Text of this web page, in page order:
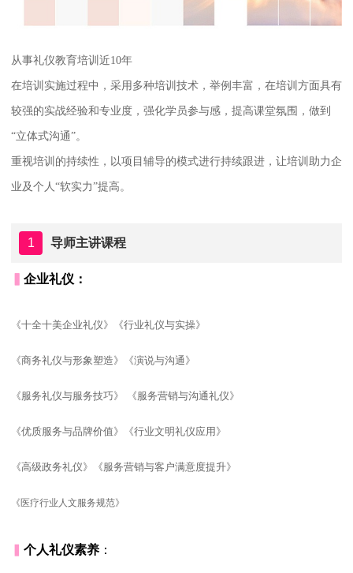
从事礼仪教育培训近10年
在培训实施过程中，采用多种培训技术，举例丰富，在培训方面具有
较强的实战经验和专业度，强化学员参与感，提高课堂氛围，做到
“立体式沟通”。
重视培训的持续性，以项目辅导的模式进行持续跟进，让培训助力企
业及个人“软实力”提高。
1 导师主讲课程
企业礼仪 ：
《十全十美企业礼仪》《行业礼仪与实操》
《商务礼仪与形象塑造》《演说与沟通》
《服务礼仪与服务技巧》 《服务营销与沟通礼仪》
《优质服务与品牌价值》《行业文明礼仪应用》
《高级政务礼仪》《服务营销与客户满意度提升》
《医疗行业人文服务规范》
个人礼仪素养 ：